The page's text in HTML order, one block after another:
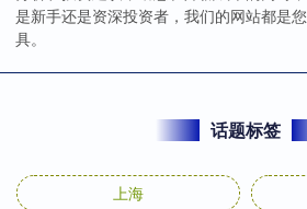
是新手还是资深投资者，我们的网站都是
具。
话题标签
上海